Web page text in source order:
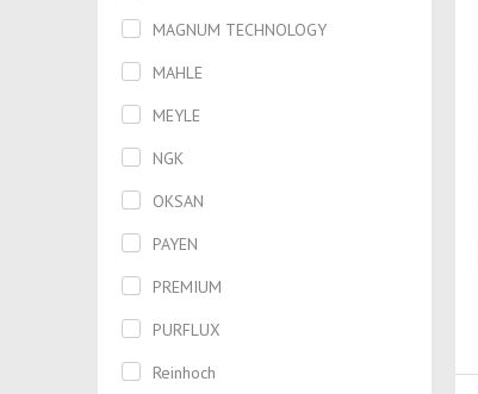
цилиндров
Прокладка крышки клапанов
Прокладки
Пружина задняя
Пружина передняя
Пыльник
Радиатор кондиционера
Радиатор отопителя
Радиатор охлаждения
MAGNUM TECHNOLOGY
MAHLE
MEYLE
NGK
OKSAN
PAYEN
PREMIUM
PURFLUX
Reinhoch